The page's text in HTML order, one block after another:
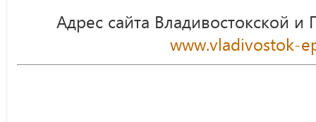
Адрес сайта Владивостокской
www.vladivostok-